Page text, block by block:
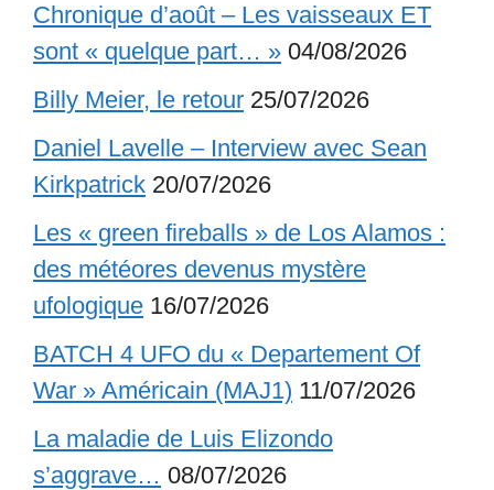
Chronique d’août – Les vaisseaux ET
sont « quelque part… » 04/08/2026
Billy Meier, le retour 25/07/2026
Daniel Lavelle – Interview avec Sean
Kirkpatrick 20/07/2026
Les « green fireballs » de Los Alamos :
des météores devenus mystère
ufologique 16/07/2026
BATCH 4 UFO du « Departement Of
War » Américain (MAJ1) 11/07/2026
La maladie de Luis Elizondo
s’aggrave… 08/07/2026